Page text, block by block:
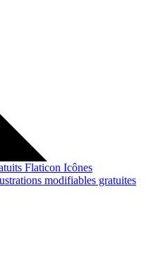
Flaticon Icônes
modifiables gratuites